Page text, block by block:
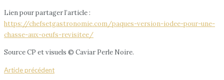
Lien pour partager l’article :
https://chefsetgastronomie.com/paques-version-iodee-pour-une-
chasse-aux-oeufs-revisitee/
Source CP et visuels © Caviar Perle Noire.
Article précédent